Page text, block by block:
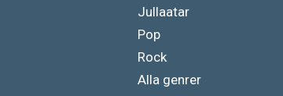
Jullaatar
Pop
Rock
Alla genrer